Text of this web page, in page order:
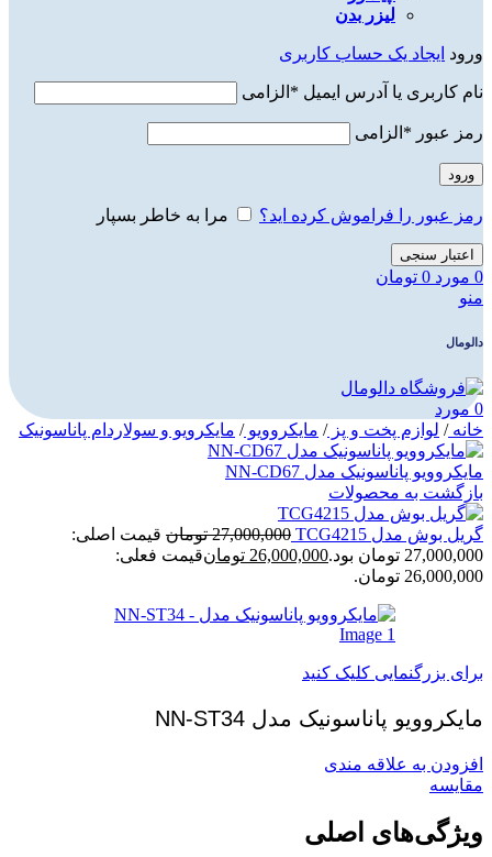
لیزر بدن
ورود ایجاد یک حساب کاربری
نام کاربری یا آدرس ایمیل * الزامی
رمز عبور * الزامی
ورود
رمز عبور را فراموش کرده اید؟ مرا به خاطر بسپار
اعتبار سنجی
0 مورد 0 تومان
منو
دالومال
0 مورد
خانه/ لوازم پخت و پز/ مایکروویو/ مایکرویو و سولاردام پاناسونیک
مایکروویو پاناسونیک مدل NN-CD67
بازگشت به محصولات
گریل بوش مدل TCG4215 27,000,000 تومان قیمت اصلی:
27,000,000 تومان بود.
26,000,000 تومانقیمت فعلی:
26,000,000 تومان.
برای بزرگنمایی کلیک کنید
مایکروویو پاناسونیک مدل NN-ST34
افزودن به علاقه مندی
مقايسه
ویژگی‌های اصلی